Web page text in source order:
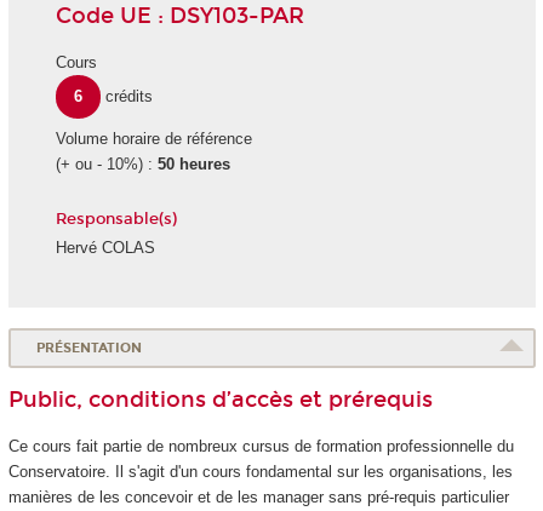
Code UE : DSY103-PAR
Cours
6
crédits
Volume horaire de référence
(+ ou - 10%) : 50 heures
Responsable(s)
Hervé COLAS
PRÉSENTATION
Public, conditions d’accès et prérequis
Ce cours fait partie de nombreux cursus de formation professionnelle du
Conservatoire. Il s'agit d'un cours fondamental sur les organisations, les
manières de les concevoir et de les manager sans pré-requis particulier